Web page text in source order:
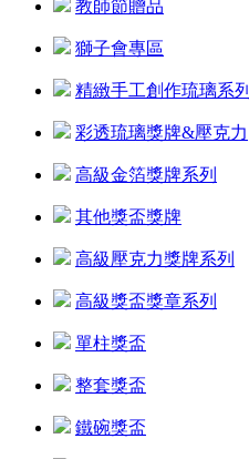
教師節贈品
獅子會專區
精緻手工創作琉璃系列
彩透琉璃獎牌&壓克力
高級金箔獎牌系列
其他獎盃獎牌
高級壓克力獎牌系列
高級獎盃獎章系列
單柱獎盃
整套獎盃
鐵碗獎盃